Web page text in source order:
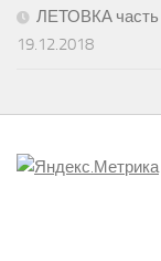
ЛЕТОВКА часть
19.12.2018